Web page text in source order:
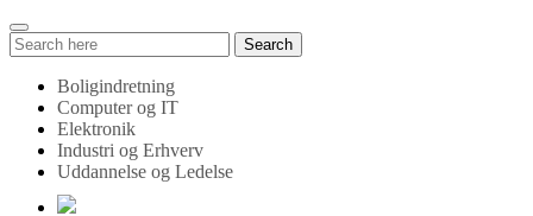
Search
for:
Search
Boligindretning
Computer og IT
Elektronik
Industri og Erhverv
Uddannelse og Ledelse